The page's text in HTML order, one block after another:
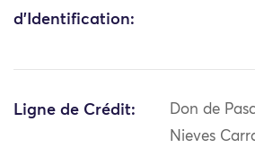
d'Identification:
Ligne de Crédit:
Don de
Nieves